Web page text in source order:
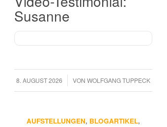
Susanne
8. AUGUST 2026
/ VONWOLFGANG TUPPECK
AUFSTELLUNGEN, BLOGARTIKEL,